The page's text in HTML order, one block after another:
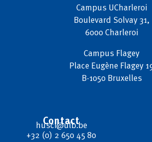
Contact
husci@ulb.be
+32 (0) 2 650 45 80
Campus UCharleroi
Boulevard Solvay 31,
6000 Charleroi
Campus Flagey
Place Eugène Flagey
B-1050 Bruxelles